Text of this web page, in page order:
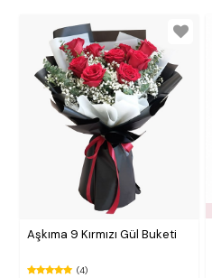
Aşkıma 9 Kırmızı Gül Buketi
(4)